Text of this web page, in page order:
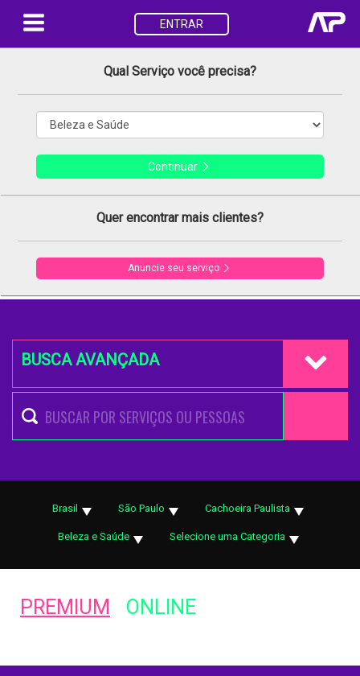
ENTRAR
Qual Serviço você precisa?
Continuar
Quer encontrar mais clientes?
Anuncie seu serviço
BUSCA AVANÇADA
Brasil São Paulo Cachoeira Paulista
Beleza e Saúde Selecione uma Categoria
PREMIUM ONLINE